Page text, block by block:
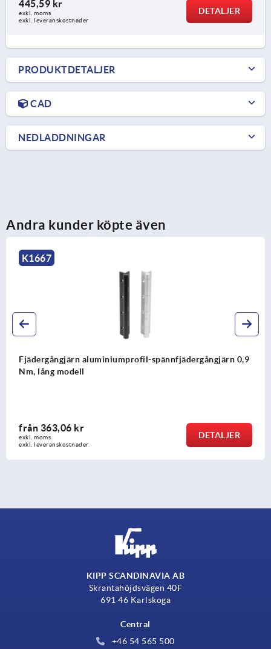
445,59 kr
exkl. moms
exkl. leveranskostnader
DETALJER
PRODUKTDETALJER
CAD
NEDLADDNINGAR
Andra kunder köpte även
spännfjädergångjärn 0,9
Fjädergångjärn
från
exkl. moms
exkl. leveranskostnader
KIPP SCANDINAVIA AB
Skrantahöjdsvägen 40F
691 46 Karlskoga
Central
+46 54 565 500